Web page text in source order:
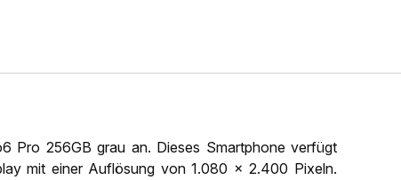
Pro 256GB grau an. Dieses Smartphone verfügt
mit einer Auflösung von 1.080 x 2.400 Pixeln.